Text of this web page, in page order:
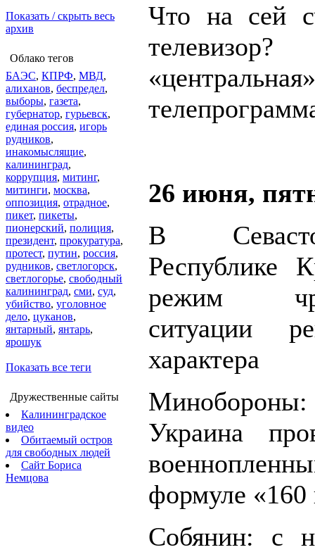
Показать / скрыть весь
архив
Облако тегов
БАЭС, КПРФ, МВД,
алиханов, беспредел,
выборы, газета,
губернатор, гурьевск,
единая россия, игорь
рудников,
инакомыслящие,
калининград,
коррупция, митинг,
митинги, москва,
оппозиция, отрадное,
пикет, пикеты,
пионерский, полиция,
президент, прокуратура,
протест, путин, россия,
рудников, светлогорск,
светлогорье, свободный
калининград, сми, суд,
убийство, уголовное
дело, цуканов,
янтарный, янтарь,
ярошук
Показать все теги
Дружественные сайты
Калининградское
видео
Обитаемый остров
для свободных людей
Сайт Бориса
Немцова
Что на сей
«центральная»
26 июня,
В
Республике
режим
ситуации
характера
Украина
формуле «160
Собянин: с